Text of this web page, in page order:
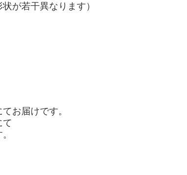
が若干異なります）
お届けです。
て